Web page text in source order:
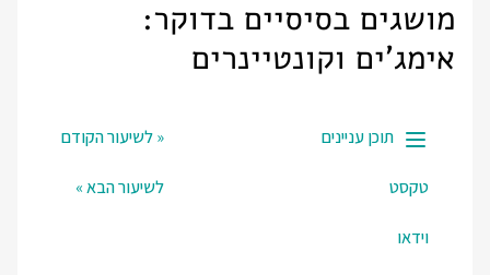
מושגים בסיסיים בדוקר:
אימג'ים וקונטיינרים
תוכן עניינים
טקסט
וידאו
« לשיעור הקודם
לשיעור הבא »